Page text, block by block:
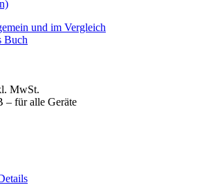
und im Vergleich
Buch
MwSt.
– für alle Geräte